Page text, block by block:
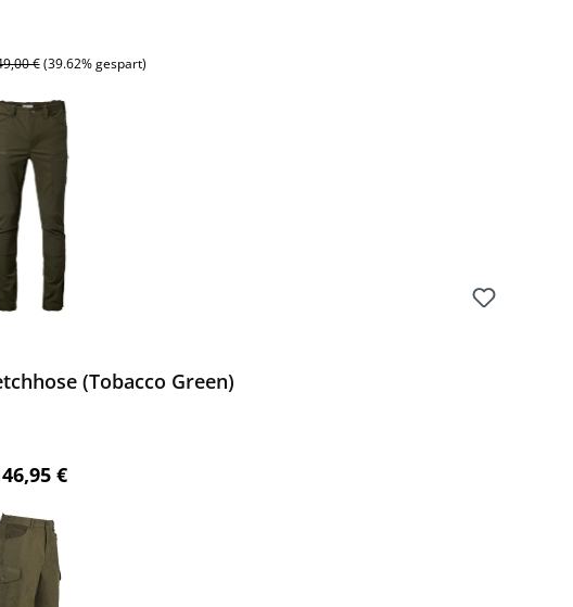
Preis:
€ (39.62% gespart)
(Tobacco Green)
Preis:
€